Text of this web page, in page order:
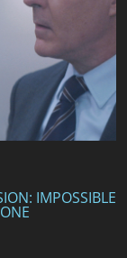
IMPOSSIBLE